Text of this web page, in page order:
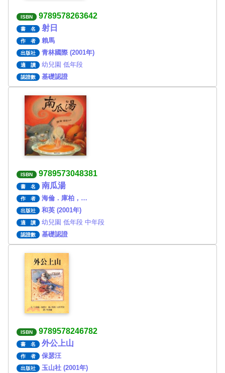
ISBN 9789578263642
書 名 射日
作 者 賴馬
出版社 青林國際 (2001年)
適 讀 幼兒園 低年段
認證數 基礎認證
ISBN 9789573048381
書 名 南瓜湯
作 者 海倫．庫柏，…
出版社 和英 (2001年)
適 讀 幼兒園 低年段 中年段
認證數 基礎認證
ISBN 9789578246782
書 名 外公上山
作 者 保瑟汪
出版社 玉山社 (2001年)